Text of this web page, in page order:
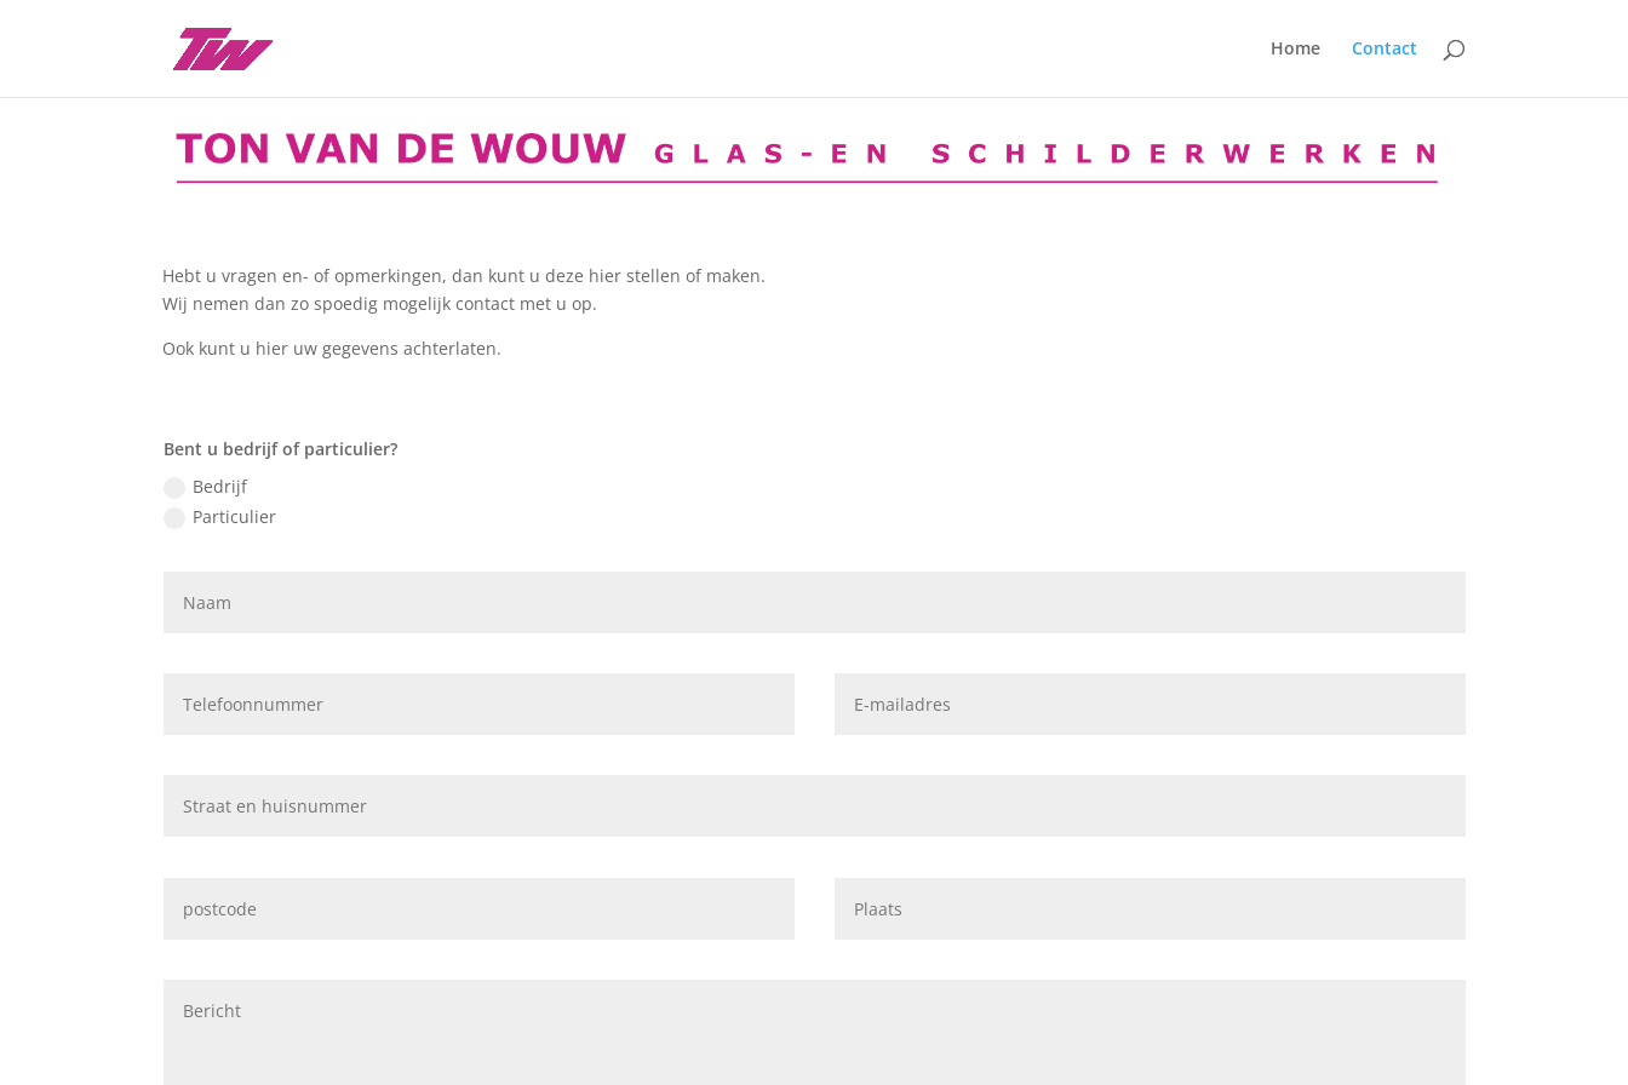
Home Contact
Hebt u vragen en- of opmerkingen, dan kunt u deze hier stellen of maken.
Wij nemen dan zo spoedig mogelijk contact met u op.
Ook kunt u hier uw gegevens achterlaten.
Bent u bedrijf of particulier?
Bedrijf
Particulier